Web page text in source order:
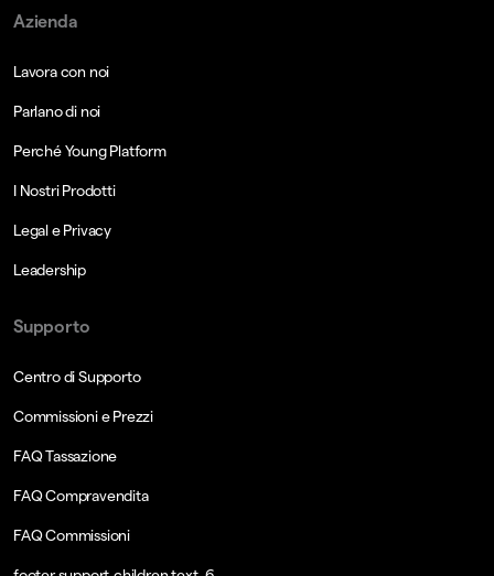
Azienda
Lavora con noi
Parlano di noi
Perché Young Platform
I Nostri Prodotti
Legal e Privacy
Leadership
Supporto
Centro di Supporto
Commissioni e Prezzi
FAQ Tassazione
FAQ Compravendita
FAQ Commissioni